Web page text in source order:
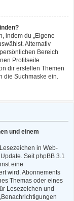
indem du „Eigene
Alternativ
Bereich
Profilseite
dir erstellen Themen
die Suchmaske ein.
und einem
in Web-
Seit phpBB 3.1
eine
wird. Abonnements
Themas oder eines
Lesezeichen und